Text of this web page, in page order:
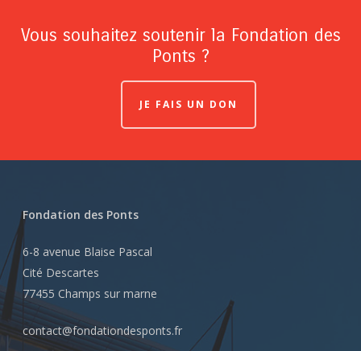
Vous souhaitez soutenir la Fondation des
Ponts ?
JE FAIS UN DON
Fondation des Ponts
6-8 avenue Blaise Pascal
Cité Descartes
77455 Champs sur marne
contact@fondationdesponts.fr